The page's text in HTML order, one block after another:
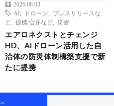
2026.08.03
AI
ドローン
プレスリリースな
ど
提携/合弁など 災害
エアロネクストとチェンジ
HD、AIドローン活用した自
治体の防災体制構築支援で新
たに提携